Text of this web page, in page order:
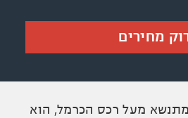
מחירים
מעל רכס הכרמל, הוא